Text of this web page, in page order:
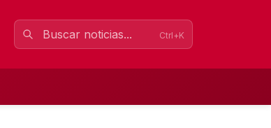
Ctrl+K